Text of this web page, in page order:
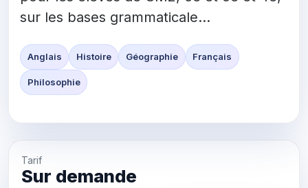
sur les bases grammaticale...
Anglais Histoire Géographie Français
Philosophie
Tarif
Sur demande